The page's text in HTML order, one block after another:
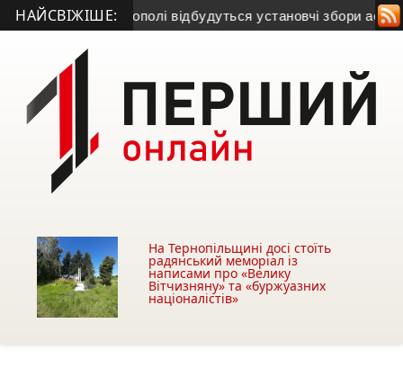
НАЙСВІЖІШЕ:
• У Тернополі відбудуться установчі збори
На Тернопільщині досі стоїть
радянський меморіал із
написами про «Велику
Вітчизняну» та «буржуазних
націоналістів»